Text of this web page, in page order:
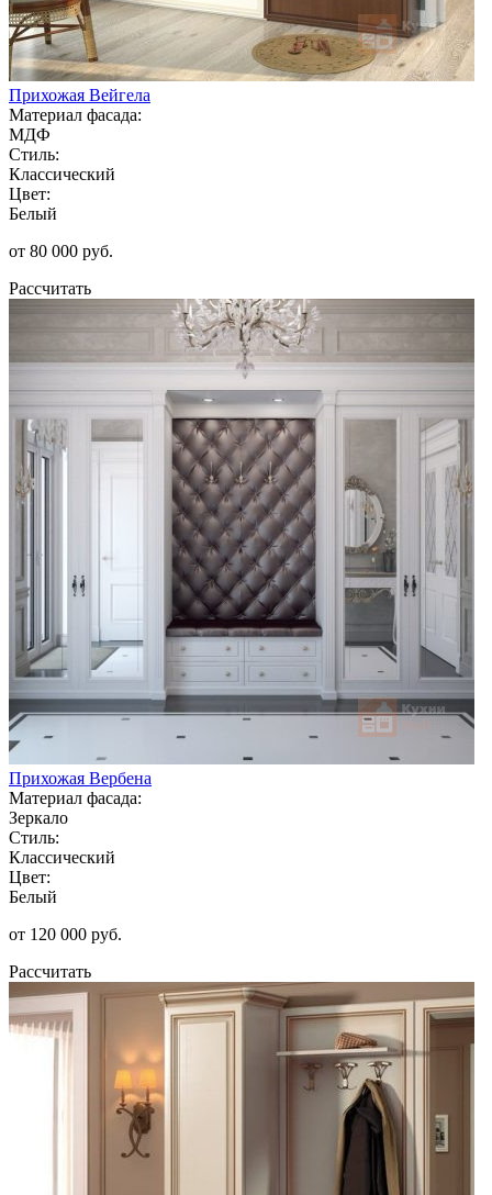
Прихожая Вейгела
Материал фасада:
МДФ
Стиль:
Классический
Цвет:
Белый
от 80 000 руб.
Рассчитать
Прихожая Вербена
Материал фасада:
Зеркало
Стиль:
Классический
Цвет:
Белый
от 120 000 руб.
Рассчитать